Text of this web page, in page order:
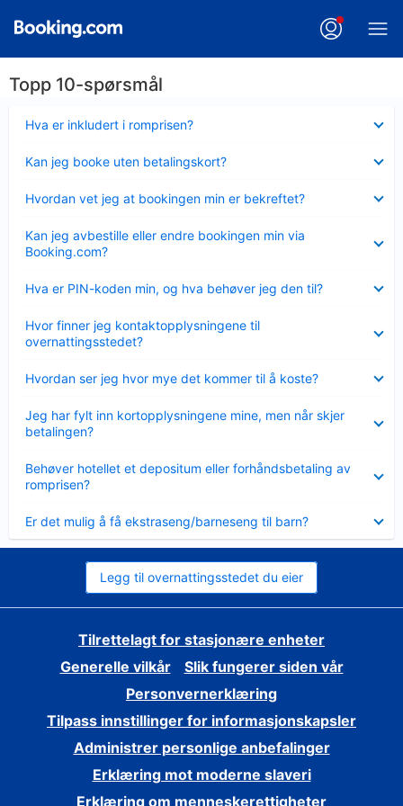
Topp 10-spørsmål
Hva er inkludert i romprisen?
mindre
Kan jeg booke uten betalingskort?
mindre
Hvordan vet jeg at bookingen min er bekreftet?
mindre
Kan jeg avbestille eller endre bookingen min via
Booking.com?
mindre
Hva er PIN-koden min, og hva behøver jeg den til?
mindre
Hvor finner jeg kontaktopplysningene til
overnattingsstedet?
mindre
Hvordan ser jeg hvor mye det kommer til å koste?
mindre
Jeg har fylt inn kortopplysningene mine, men når skjer
betalingen?
mindre
Behøver hotellet et depositum eller forhåndsbetaling av
romprisen?
mindre
Er det mulig å få ekstraseng/barneseng til barn?
mindre
Legg til overnattingsstedet du eier
Tilrettelagt for stasjonære enheter
Generelle vilkår
Slik fungerer siden vår
Personvernerklæring
Tilpass innstillinger for informasjonskapsler
Administrer personlige anbefalinger
Erklæring mot moderne slaveri
Erklæring om menneskerettigheter